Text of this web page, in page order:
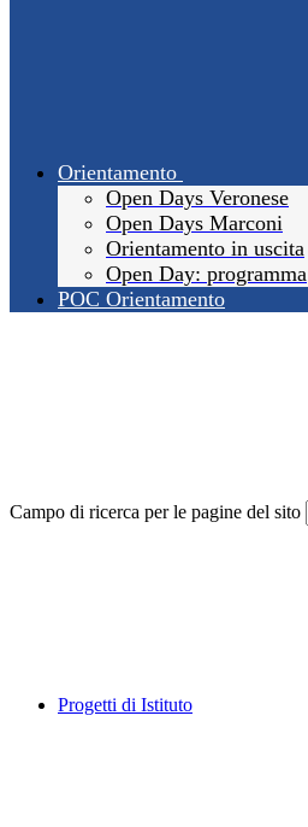
Orientamento
Open Days Veronese
Open Days Marconi
Orientamento in uscita
Open Day: programma
POC Orientamento
Campo di ricerca per le pagine del sito
Progetti di Istituto